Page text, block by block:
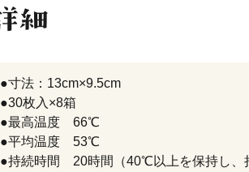
●寸法：13cm×9.5cm
●30枚入×8箱
●最高温度 66℃
●平均温度 53℃
●持続時間 20時間（40℃以上を保持し、